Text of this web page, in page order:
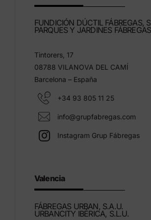
FUNDICIÓN DÚCTIL FÁBREGAS,
PARQUES Y JARDINES
Tintorers, 17
08788 VILANOVA DEL CAMÍ
Barcelona – España
+34 93 805 11 25
info@grupfabregas.com
Instagram Grup Fábregas
Valencia
FÁBREGAS URBAN, S.A.U.
URBANCITY IBÉRICA, S.L.U.